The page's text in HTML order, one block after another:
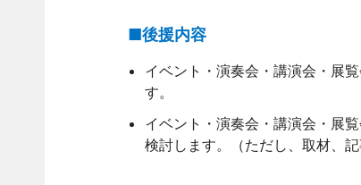
■後援内容
イベント・演奏会・講演会・展
す。
イベント・演奏会・講演会・展
検討します。（ただし、取材、